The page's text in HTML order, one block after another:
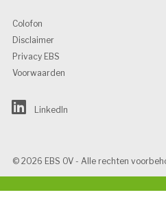
Colofon
Disclaimer
Privacy EBS
Voorwaarden
LinkedIn
© 2026 EBS OV - Alle rechten